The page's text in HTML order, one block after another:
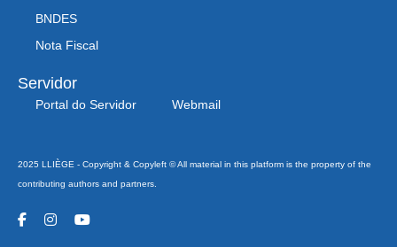
BNDES
Nota Fiscal
Servidor
Portal do Servidor Webmail
2025 LLIÈGE - Copyright & Copyleft © All material in this platform is the property of the
contributing authors and partners.